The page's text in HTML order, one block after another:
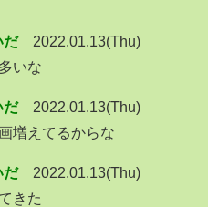
だ
2022.01.13(Thu)
いな
だ
2022.01.13(Thu)
増えてるからな
だ
2022.01.13(Thu)
きた